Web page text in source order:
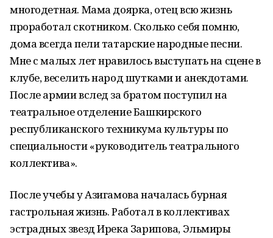
многодетная. Мама доярка, отец всю жизнь
проработал скотником. Сколько себя помню,
дома всегда пели татарские народные песни.
Мне с малых лет нравилось выступать на сцене в
клубе, веселить народ шутками и анекдотами.
После армии вслед за братом поступил на
театральное отделение Башкирского
республиканского техникума культуры по
специальности «руководитель театрального
коллектива».
После учебы у Азигамова началась бурная
гастрольная жизнь. Работал в коллективах
эстрадных звезд Ирека Зарипова, Эльмиры